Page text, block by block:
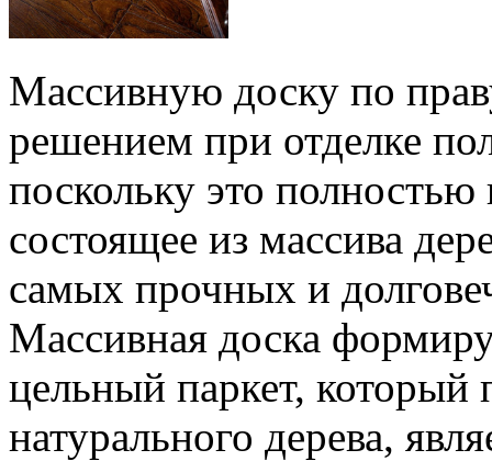
Массивную доску по
решением при отделке
поскольку это
состоящее из массива
самых прочных и
Массивная доска
цельный паркет, который
натурального дерева,